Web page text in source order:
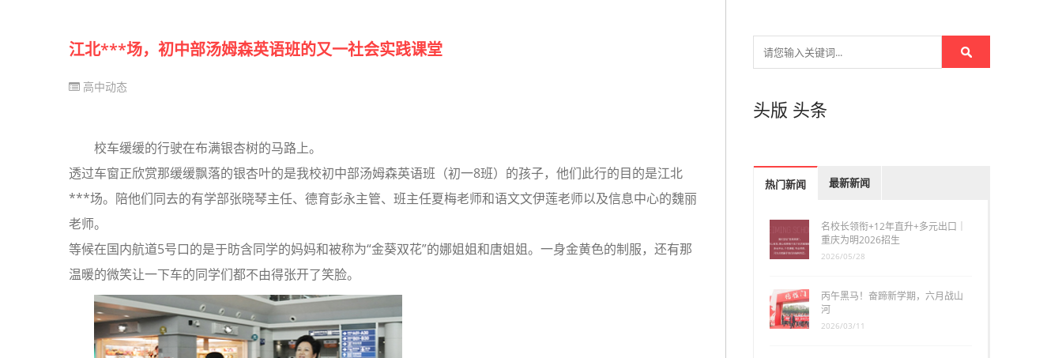
江北***场，初中部汤姆森英语班的又一社会实践课堂
高中动态
校车缓缓的行驶在布满银杏树的马路上。
透过车窗正欣赏那缓缓飘落的银杏叶的是我校初中部汤姆森英语班（初一8班）的孩子，他们此行的目的是江北
***场。陪他们同去的有学部张晓琴主任、德育彭永主管、班主任夏梅老师和语文文伊莲老师以及信息中心的魏丽
老师。
等候在国内航道5号口的是于昉含同学的妈妈和被称为“金葵双花”的娜姐姐和唐姐姐。一身金黄色的制服，还有那
温暖的微笑让一下车的同学们都不由得张开了笑脸。
头版 头条
热门新闻 最新新闻
名校长领衔+12年直升+多元出口｜
重庆为明2026招生
2026/05/28
丙午黑马！奋蹄新学期，六月战山
河
2026/03/11